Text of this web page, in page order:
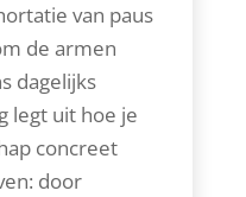
van paus
de armen
dagelijks
legt uit hoe je
concreet
door